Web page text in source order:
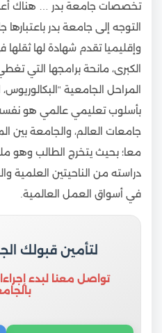
تخصصات جامعة بدر … هناك
التوجه إلى جامعة بدر
وإقليميا تقدم شهادة لها
الكبرى، مانحة برامجها التي
المراحل الجامعية “البكالوريوس،
بأسلوب تعليمي عالمي هو
جامعات العالم، والجامعة بين
معا؛ بحيث يتخرج الطالب وهو
دراسته من الناحيتين العلمية
في أسواق العمل العالمية.
لتأمين قبولك
تواصل معنا لبدء